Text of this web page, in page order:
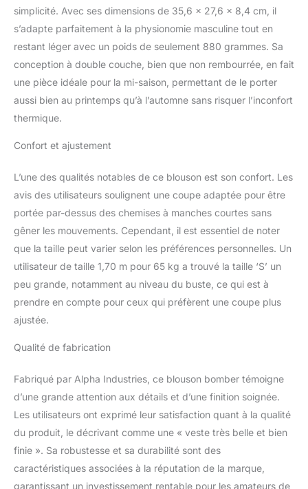
simplicité. Avec ses dimensions de 35,6 x 27,6 x 8,4 cm, il
s’adapte parfaitement à la physionomie masculine tout en
restant léger avec un poids de seulement 880 grammes. Sa
conception à double couche, bien que non rembourrée, en fait
une pièce idéale pour la mi-saison, permettant de le porter
aussi bien au printemps qu’à l’automne sans risquer l’inconfort
thermique.
Confort et ajustement
L’une des qualités notables de ce blouson est son confort. Les
avis des utilisateurs soulignent une coupe adaptée pour être
portée par-dessus des chemises à manches courtes sans
gêner les mouvements. Cependant, il est essentiel de noter
que la taille peut varier selon les préférences personnelles. Un
utilisateur de taille 1,70 m pour 65 kg a trouvé la taille ‘S’ un
peu grande, notamment au niveau du buste, ce qui est à
prendre en compte pour ceux qui préfèrent une coupe plus
ajustée.
Qualité de fabrication
Fabriqué par Alpha Industries, ce blouson bomber témoigne
d’une grande attention aux détails et d’une finition soignée.
Les utilisateurs ont exprimé leur satisfaction quant à la qualité
du produit, le décrivant comme une « veste très belle et bien
finie ». Sa robustesse et sa durabilité sont des
caractéristiques associées à la réputation de la marque,
garantissant un investissement rentable pour les amateurs de